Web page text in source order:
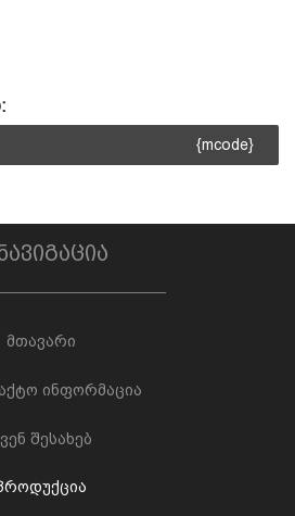
{mcode}
მთავარი
ინფორმაცია
შესახებ